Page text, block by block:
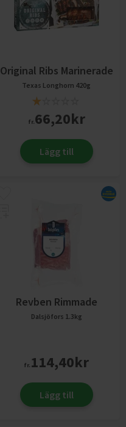
Original Ribs Marinerade
Texas Longhorn 420g
fr.66,20kr
Lägg till
Revben Rimmade
Dalsjöfors 1.3kg
fr. 114,40kr
Lägg till